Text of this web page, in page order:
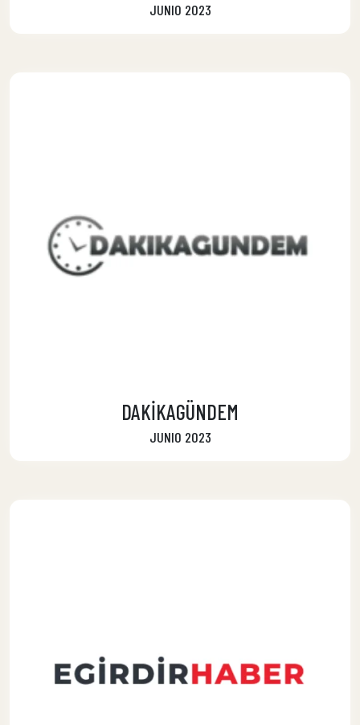
JUNIO 2023
DAKİKAGÜNDEM
JUNIO 2023